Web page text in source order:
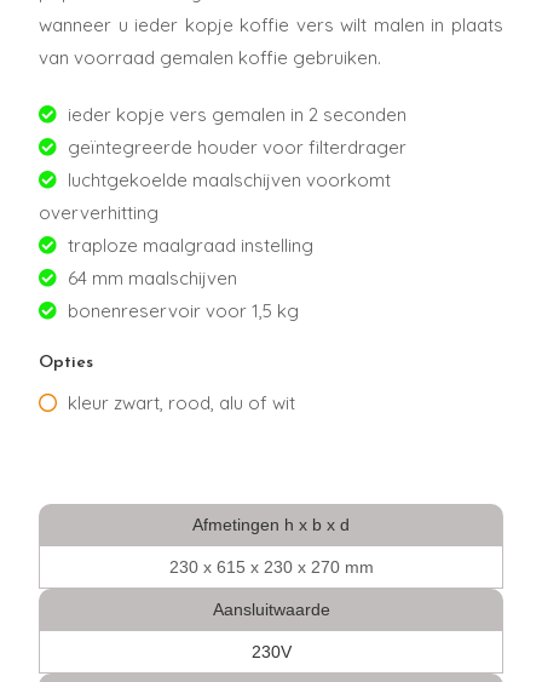
wanneer u ieder kopje koffie vers wilt malen in plaats
van voorraad gemalen koffie gebruiken.
ieder kopje vers gemalen in 2 seconden
geïntegreerde houder voor filterdrager
luchtgekoelde maalschijven voorkomt
oververhitting
traploze maalgraad instelling
64 mm maalschijven
bonenreservoir voor 1,5 kg
Opties
kleur zwart, rood, alu of wit
Afmetingen h x b x d
230 x 615 x 230 x 270 mm
Aansluitwaarde
230V